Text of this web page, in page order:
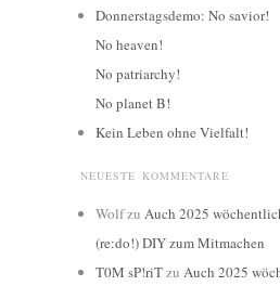
Donnerstagsdemo: No savior!
No heaven!
No patriarchy!
No planet B!
Kein Leben ohne Vielfalt!
NEUESTE KOMMENTARE
Wolfzu Auch 2025
(re:do!) DIY zum Mitmachen
T0M sP!riTzu Auch 2025